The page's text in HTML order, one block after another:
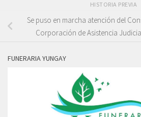
HISTORIA PREVIA
Se puso en marcha atención del
Corporación de Asistencia
FUNERARIA YUNGAY